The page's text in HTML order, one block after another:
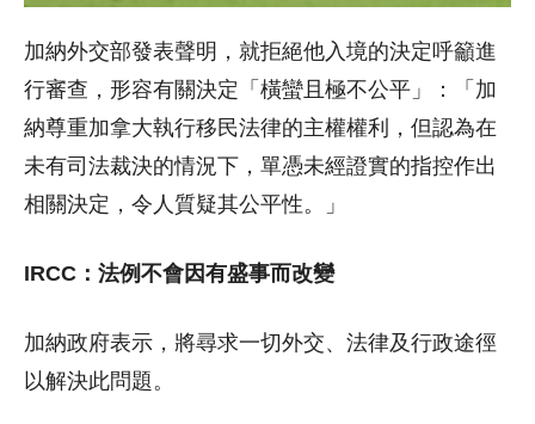
加納外交部發表聲明，就拒絕他入境的決定呼籲進
行審查，形容有關決定「橫蠻且極不公平」：「加
納尊重加拿大執行移民法律的主權權利，但認為在
未有司法裁決的情況下，單憑未經證實的指控作出
相關決定，令人質疑其公平性。」
IRCC：法例不會因有盛事而改變
加納政府表示，將尋求一切外交、法律及行政途徑
以解決此問題。